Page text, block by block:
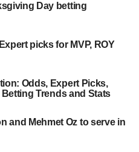
Day betting
picks for MVP, ROY
Odds, Expert Picks,
Trends and Stats
and Mehmet Oz to serve in